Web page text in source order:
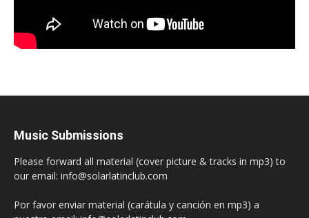
Music Submissions
Please forward all material (cover picture & tracks in mp3) to
our email: info@solarlatinclub.com
Por favor enviar material (carátula y canción en mp3) a